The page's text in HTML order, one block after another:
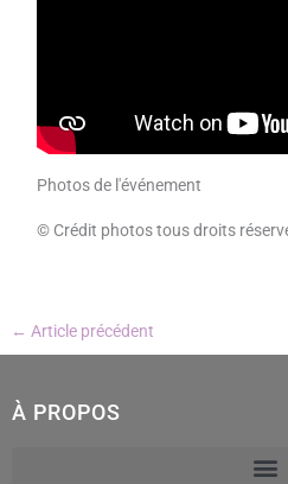
Photos de l'événement
© Crédit photos tous droits
← Article précédent
À PROPOS